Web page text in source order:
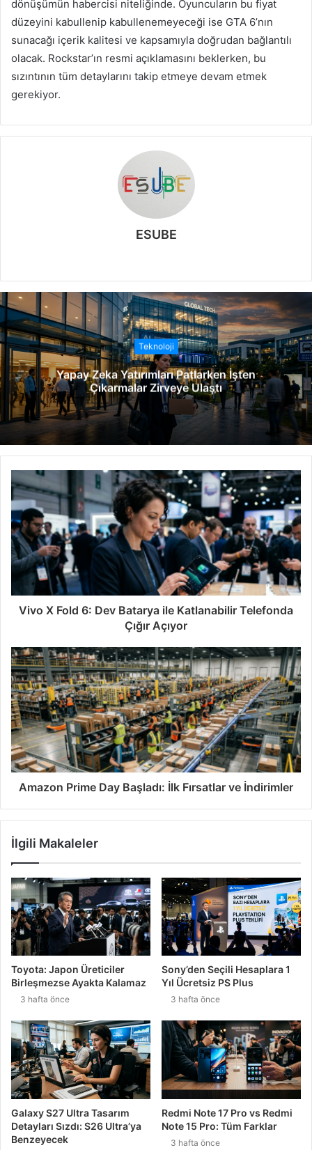
dönüşümün habercisi niteliğinde. Oyuncuların bu fiyat
düzeyini kabullenip kabullenemeyeceği ise GTA 6’nın
sunacağı içerik kalitesi ve kapsamıyla doğrudan bağlantılı
olacak. Rockstar’ın resmi açıklamasını beklerken, bu
sızıntının tüm detaylarını takip etmeye devam etmek
gerekiyor.
ESUBE
b
s
i
t
e
s
i
Teknoloji
Yapay Zeka Yatırımları Patlarken İşten
Çıkarmalar Zirveye Ulaştı
Vivo X Fold 6: Dev Batarya ile Katlanabilir Telefonda
Çığır Açıyor
Amazon Prime Day Başladı: İlk Fırsatlar ve İndirimler
İlgili Makaleler
Toyota: Japon Üreticiler
Birleşmezse Ayakta Kalamaz
3 hafta önce
Sony’den Seçili Hesaplara 1
Yıl Ücretsiz PS Plus
3 hafta önce
Galaxy S27 Ultra Tasarım
Detayları Sızdı: S26 Ultra’ya
Benzeyecek
Redmi Note 17 Pro vs Redmi
Note 15 Pro: Tüm Farklar
3 hafta önce